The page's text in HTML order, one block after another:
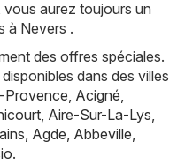
aurez toujours un
à Nevers .
des offres spéciales.
dans des villes
Provence, Acigné,
, Aire-Sur-La-Lys,
, Agde, Abbeville,
.